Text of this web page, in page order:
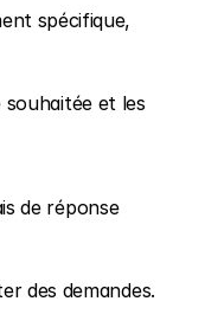
spécifique,
et les
de réponse
des demandes.